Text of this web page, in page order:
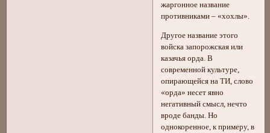
жаргонное название
противниками – «хохлы».
Другое название этого
войска запорожская или
казачья орда. В
современной культуре,
опирающейся на ТИ, слово
«орда» несет явно
негативный смысл, нечто
вроде банды. Но
однокоренное, к примеру, в